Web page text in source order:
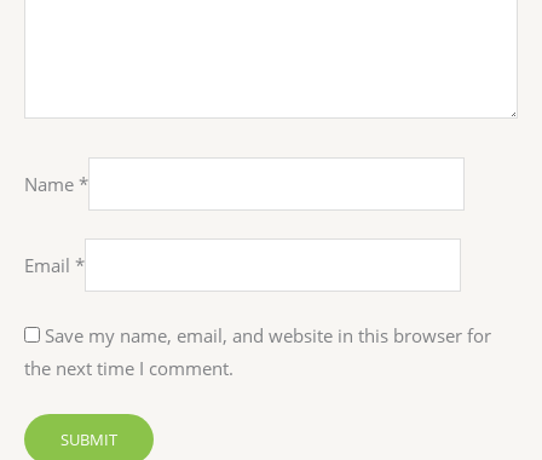
Name *
Email *
Save my name, email, and website in this browser for
the next time I comment.